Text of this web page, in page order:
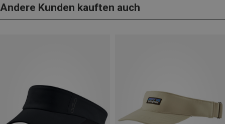
Andere Kunden kauften auch